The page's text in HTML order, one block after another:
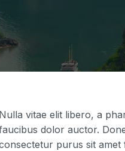
Nulla vitae elit libero, a
dolor auctor.
purus sit amet